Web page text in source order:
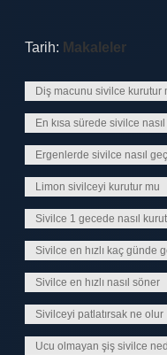
Tarih: Makaleler
Diş macunu sivilce kurutur
En kısa sürede sivilce
Ergenlerde sivilce nasıl
Limon sivilceyi kurutur mu
Sivilce 1 gecede nasıl
Sivilce en hızlı kaç günde
Sivilce en hızlı nasıl söner
Sivilceyi patlatırsak ne olur
Ucu olmayan şiş sivilce